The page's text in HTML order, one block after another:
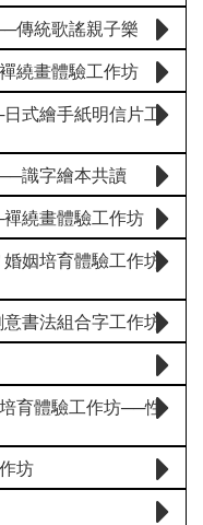
傳統歌謠親子樂
繞畫體驗工作坊
式繪手紙明信片工
識字繪本共讀
繞畫體驗工作坊
婚姻培育體驗工作坊
書法組合字工作坊
培育體驗工作坊──性
坊